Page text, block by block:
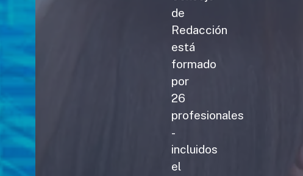
de
Redacción
está
formado
por
26
profesionales
-
incluidos
el